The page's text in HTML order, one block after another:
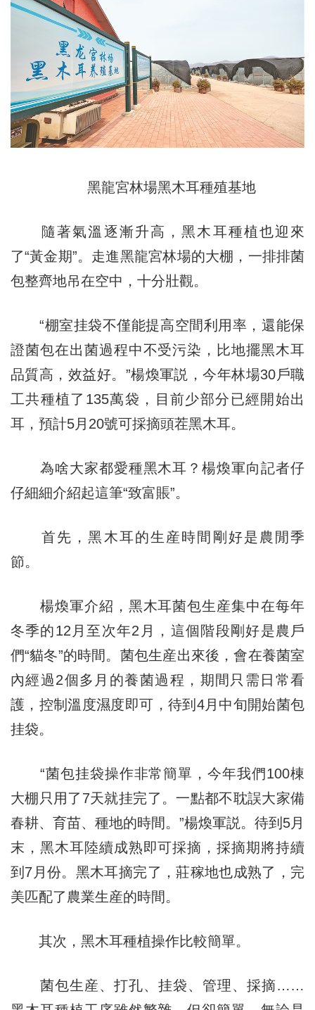
黑龍宮林場黑木耳種殖基地
隨著氣溫逐漸升高，黑木耳種植也迎來
了“黃金期”。走進黑龍宮林場的大棚，一排排菌
包整齊地吊在空中，十分壯觀。
“棚室挂袋不僅能提高空間利用率，還能保
證菌包在出菌過程中不受污染，比地擺黑木耳
品質高，效益好。”楊煥軍説，今年林場30戶職
工共種植了135萬袋，目前少部分已經開始出
耳，預計5月20號可採摘頭茬黑木耳。
為啥大家都愛種黑木耳？楊煥軍向記者仔
仔細細介紹起這筆“致富賬”。
首先，黑木耳的生産時間剛好是農閒季
節。
楊煥軍介紹，黑木耳菌包生産集中在每年
冬季的12月至次年2月，這個階段剛好是農戶
們“貓冬”的時間。菌包生産出來後，會在養菌室
內經過2個多月的養菌過程，期間只需日常看
護，控制溫度濕度即可，待到4月中旬開始菌包
挂袋。
“菌包挂袋操作非常簡單，今年我們100棟
大棚只用了7天就挂完了。一點都不耽誤大家備
春耕、育苗、種地的時間。”楊煥軍説。待到5月
末，黑木耳陸續成熟即可採摘，採摘期將持續
到7月份。黑木耳摘完了，莊稼地也成熟了，完
美匹配了農業生産的時間。
其次，黑木耳種植操作比較簡單。
菌包生産、打孔、挂袋、管理、採摘……